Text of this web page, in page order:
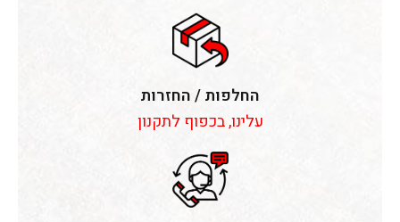
החלפות / החזרות
עלינו, בכפוף לתקנון